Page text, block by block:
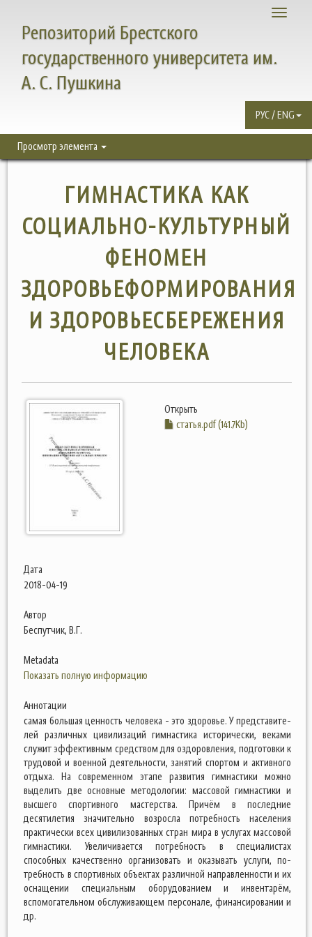
Toggle
Репозиторий Брестского
государственного университета им.
А. С. Пушкина
РУС / ENG
Просмотр элемента
ГИМНАСТИКА КАК
СОЦИАЛЬНО-КУЛЬТУРНЫЙ
ФЕНОМЕН
ЗДОРОВЬЕФОРМИРОВАНИЯ
И ЗДОРОВЬЕСБЕРЕЖЕНИЯ
ЧЕЛОВЕКА
Открыть
статья.pdf (141.7Kb)
Дата
2018-04-19
Автор
Беспутчик, В.Г.
Metadata
Показать полную информацию
Аннотации
самая большая ценность человека - это здоровье. У представите­
лей различных цивилизаций гимнастика исторически, веками
служит эффективным средством для оздоровления, подготовки к
трудовой и военной деятельности, занятий спортом и активного
отдыха. На современном этапе развития гимнастики можно
выделить две основные методологии: массовой гимнастики и
высшего спортивного мастерства. Причём в по­следние
десятилетия значительно возросла потребность населения
практически всех цивилизованных стран мира в услугах массовой
гимнастики. Увеличивается потреб­ность в специалистах
способных качественно организовать и оказывать услуги, по­
требность в спортивных объектах различной направленности и их
оснащении специ­альным оборудованием и инвентарём,
вспомогательном обслуживающем персонале, финансировании и
др.